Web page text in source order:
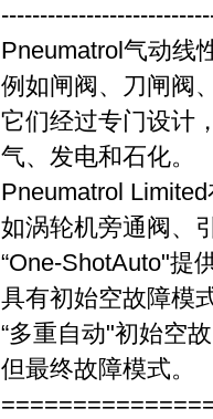
Pneumatrol气动线
例如闸阀、刀闸阀
它们经过专门设计
气、发电和石化。
Pneumatrol
如涡轮机旁通阀、
“One-ShotAuto"提
具有初始空故障模
“多重自动"初始空
但最终故障模式。